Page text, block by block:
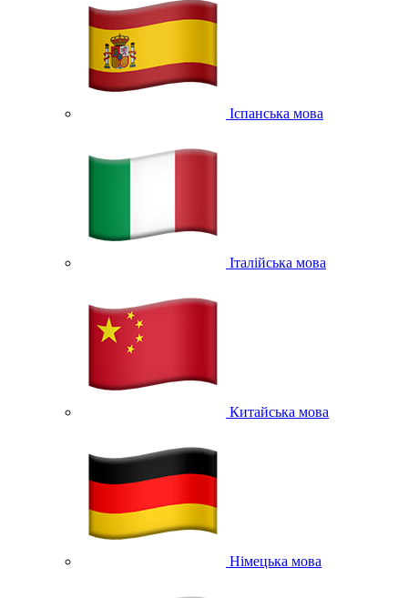
Іспанська мова
Італійська мова
Китайська мова
Німецька мова